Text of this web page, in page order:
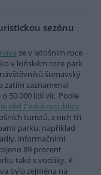
sezónu
se v letošním roce
v loňském roce park
šumavský
zatím zaznamenal
50 000 lidí víc. Podle
věd České republiky
turistů, z nich tři
parku, například
informačními
89 procent
také s vodáky. K
byla zejména na